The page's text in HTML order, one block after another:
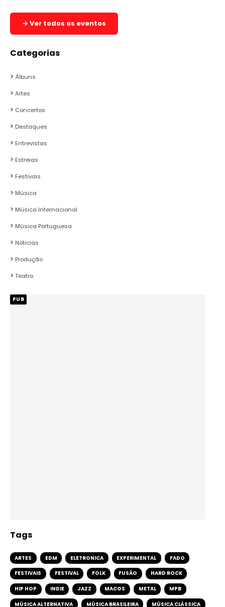
→ Ver todos os eventos
Categorias
Álbuns
Artes
Concertos
Destaques
Entrevistas
Estreias
Festivais
Música
Música Internacional
Música Portuguesa
Noticias
Produção
Teatro
PUB
Tags
ARTES EDM ELETRONICA EXPERIMENTAL FADO
FESTIVAIS FESTIVAL FOLK FUSÃO HARD ROCK
HIP HOP INDIE JAZZ MACOS METAL MPB
MÚSICA ALTERNATIVA MÚSICA BRASILEIRA MÚSICA CLÁSSICA